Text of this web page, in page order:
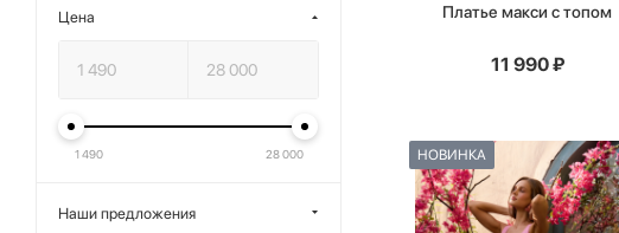
Платье макси с топом
11 990₽
НОВИНКА
Цена
1 490 28 000
Наши предложения